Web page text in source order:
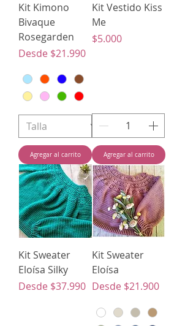
Kit Kimono
Bivaque
Rosegarden
Desde $21.990
Precio de oferta
Agregar al carrito
Kit Vestido Kiss
Me
Precio
$5.000
Agregar al carrito
Kit Sweater
Eloísa Silky
Desde $37.990
Precio de oferta
Kit Sweater
Eloísa
Desde $21.900
Precio de oferta